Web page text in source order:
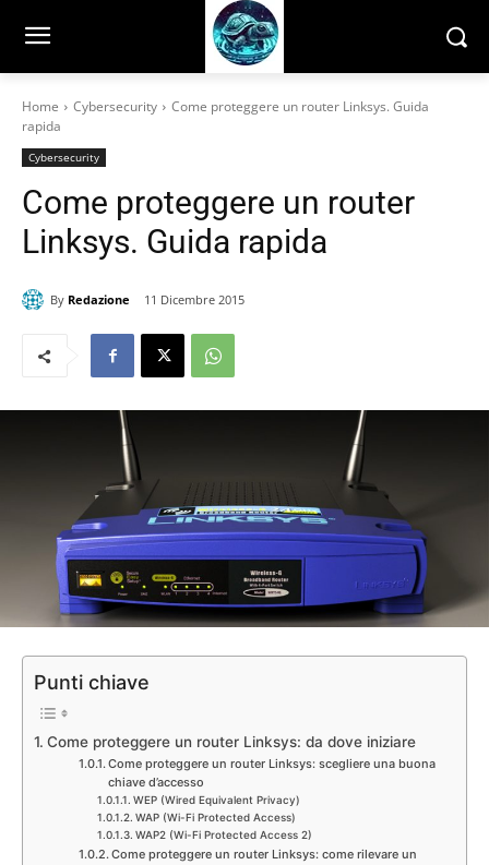
Home Cybersecurity
Come proteggere un router Linksys. Guida
rapida
Cybersecurity
Come proteggere un router
Linksys. Guida rapida
By Redazione 11 Dicembre 2015
Punti chiave
Come proteggere un router Linksys: da dove iniziare
Come proteggere un router Linksys: scegliere una buona
chiave d’accesso
WEP (Wired Equivalent Privacy)
WAP (Wi-Fi Protected Access)
WAP2 (Wi-Fi Protected Access 2)
Come proteggere un router Linksys: come rilevare un